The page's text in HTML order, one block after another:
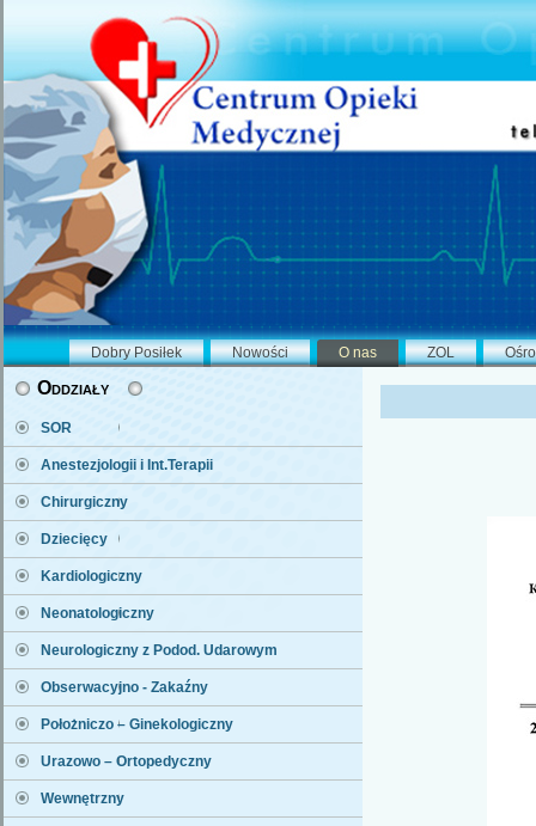
Dobry Posiłek Nowości O nas ZOL
Oddziały
SOR
Anestezjologii i Int.Terapii
Chirurgiczny
Dziecięcy
Kardiologiczny
Neonatologiczny
Neurologiczny z Podod. Udarowym
Obserwacyjno - Zakaźny
Położniczo – Ginekologiczny
Urazowo – Ortopedyczny
Wewnętrzny